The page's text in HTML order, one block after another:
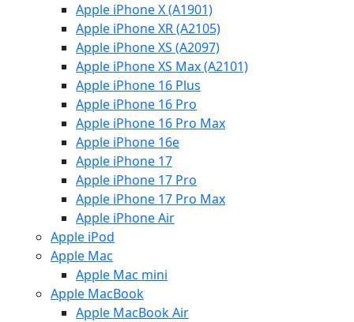
Apple iPhone X (A1901)
Apple iPhone XR (A2105)
Apple iPhone XS (A2097)
Apple iPhone XS Max (A2101)
Apple iPhone 16 Plus
Apple iPhone 16 Pro
Apple iPhone 16 Pro Max
Apple iPhone 16e
Apple iPhone 17
Apple iPhone 17 Pro
Apple iPhone 17 Pro Max
Apple iPhone Air
Apple iPod
Apple Mac
Apple Mac mini
Apple MacBook
Apple MacBook Air